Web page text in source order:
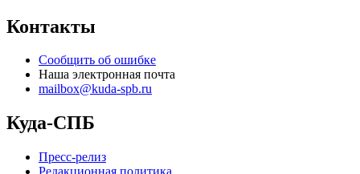
Контакты
Сообщить об ошибке
Наша электронная почта
mailbox@kuda-spb.ru
Куда-СПБ
Пресс-релиз